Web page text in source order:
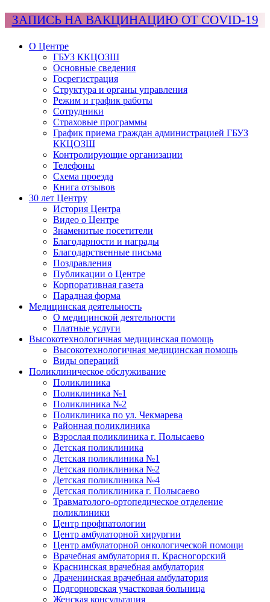
ЗАПИСЬ НА ВАКЦИНАЦИЮ ОТ COVID-19
О Центре
ГБУЗ ККЦОЗШ
Основные сведения
Госрегистрация
Структура и органы управления
Режим и график работы
Сотрудники
Страховые программы
График приема граждан администрацией ГБУЗ
ККЦОЗШ
Контролирующие организации
Телефоны
Схема проезда
Книга отзывов
30 лет Центру
История Центра
Видео о Центре
Знаменитые посетители
Благодарности и награды
Благодарственные письма
Поздравления
Публикации о Центре
Корпоративная газета
Парадная форма
Медицинская деятельность
О медицинской деятельности
Платные услуги
Высокотехнологичная медицинская помощь
Высокотехнологичная медицинская помощь
Виды операций
Поликлиническое обслуживание
Поликлиника
Поликлиника №1
Поликлиника №2
Поликлиника по ул. Чекмарева
Районная поликлиника
Взрослая поликлиника г. Полысаево
Детская поликлиника
Детская поликлиника №1
Детская поликлиника №2
Детская поликлиника №4
Детская поликлиника г. Полысаево
Травматолого-ортопедическое отделение
поликлиники
Центр профпатологии
Центр амбулаторной хирургии
Центр амбулаторной онкологической помощи
Врачебная амбулатория п. Красногорский
Краснинская врачебная амбулатория
Драченинская врачебная амбулатория
Подгорновская участковая больница
Женская консультация